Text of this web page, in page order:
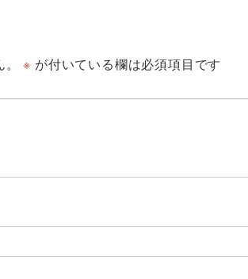
※ が付いている欄は必須項目です